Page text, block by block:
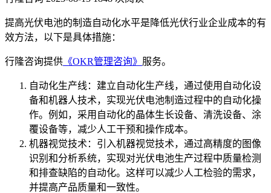
提高光伏电池的制造自动化水平是降低光伏行业企业成本的有
效方法，以下是具体措施：
行隆咨询提供 《OKR管理咨询》 服务。
自动化生产线：建立自动化生产线，通过使用自动化设
备和机器人技术，实现光伏电池制造过程中的自动化操
作。例如，采用自动化的晶体生长设备、清洗设备、涂
覆设备等，减少人工干预和操作成本。
机器视觉技术：引入机器视觉技术，通过高精度的图像
识别和分析系统，实现对光伏电池生产过程中质量检测
和排查缺陷的自动化。这样可以减少人工检验的需求，
并提高产品质量和一致性。